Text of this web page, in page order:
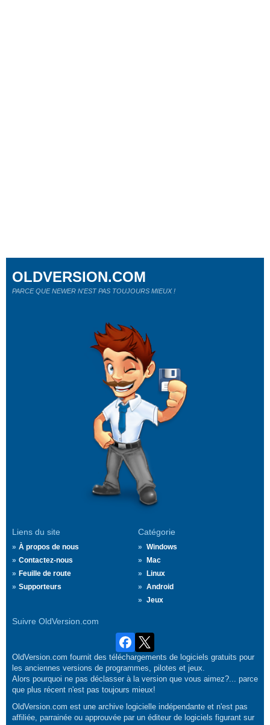
Liens du site
À propos de nous
Contactez-nous
Feuille de route
Supporteurs
Catégorie
Windows
Mac
Linux
Android
Jeux
Suivre OldVersion.com
OLDVERSION.COM
PARCE QUE NEWER N'EST PAS TOUJOURS MIEUX !
OldVersion.com fournit des téléchargements de logiciels gratuits pour
les anciennes versions de programmes, pilotes et jeux.
Alors pourquoi ne pas déclasser à la version que vous aimez?... parce
que plus récent n'est pas toujours mieux!
OldVersion.com est une archive logicielle indépendante et n'est pas
affiliée, parrainée ou approuvée par un éditeur de logiciels figurant sur